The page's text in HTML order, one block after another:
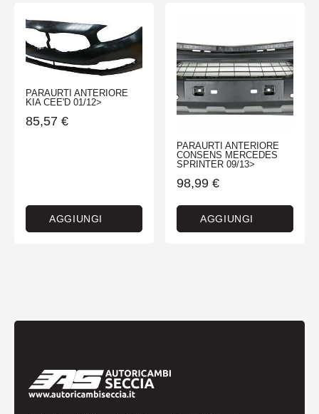
PARAURTI ANTERIORE
KIA CEE'D 01/12>
85,57 €
AGGIUNGI
PARAURTI ANTERIORE
CONSENS MERCEDES
SPRINTER 09/13>
98,99 €
AGGIUNGI